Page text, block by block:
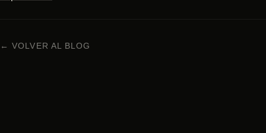
← VOLVER AL BLOG